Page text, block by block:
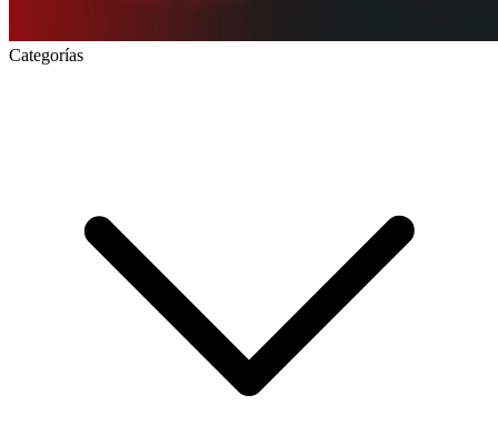
Categorías